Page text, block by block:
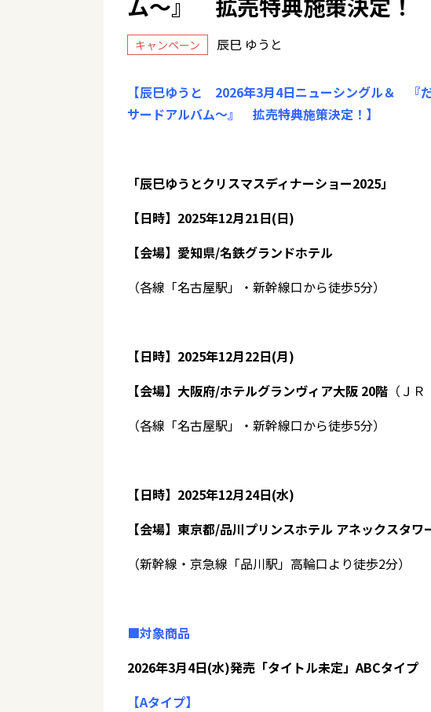
ム～』 拡売特典施策決定！
キャンペーン 辰巳 ゆうと
【辰巳ゆうと 2026年3月4日ニューシングル＆ 『
サードアルバム～』 拡売特典施策決定！】
「辰巳ゆうとクリスマスディナーショー2025」
【日時】2025年12月21日(日)
【会場】愛知県/名鉄グランドホテル
（各線「名古屋駅」・新幹線口から徒歩5分）
【日時】2025年12月22日(月)
【会場】大阪府/ホテルグランヴィア大阪 20階 （Ｊ
（各線「名古屋駅」・新幹線口から徒歩5分）
【日時】2025年12月24日(水)
【会場】東京都/品川プリンスホテル アネックスタ
（新幹線・京急線「品川駅」高輪口より徒歩2分）
■対象商品
2026年3月4日(水)発売「タイトル未定」ABCタイプ
【Aタイプ】